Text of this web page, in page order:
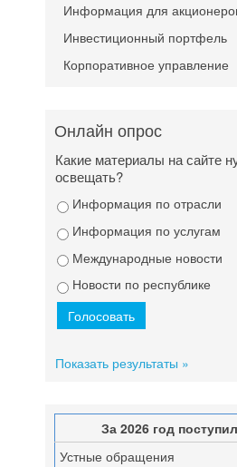
Информация для
Инвестиционный портфель
Корпоративное управление
Онлайн опрос
Какие материалы на сайте
освещать?
Информация по отрасли
Информация по услугам
Международные новости
Новости по республике
Показать результаты »
За 2026 год
Устные обращения